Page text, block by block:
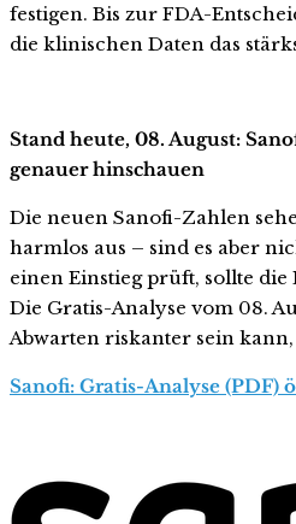
festigen. Bis zur FDA-
die klinischen Daten das
Stand heute, 08. August:
genauer hinschauen
Die neuen Sanofi-Zahlen
harmlos aus – sind es aber
einen Einstieg prüft, sollte die
Die Gratis-Analyse vom 08.
Abwarten riskanter sein kann,
Sanofi: Gratis-Analyse (PDF)